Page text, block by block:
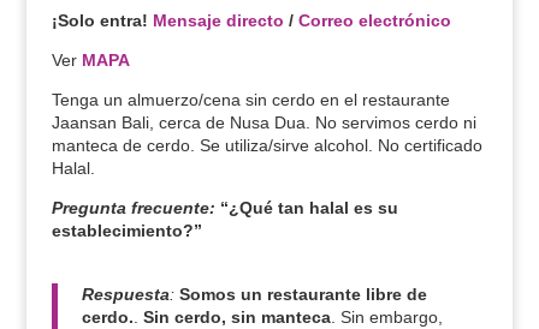
¡Solo entra! Mensaje directo / Correo electrónico
Ver MAPA
Tenga un almuerzo/cena sin cerdo en el restaurante
Jaansan Bali, cerca de Nusa Dua. No servimos cerdo ni
manteca de cerdo. Se utiliza/sirve alcohol. No certificado
Halal.
Pregunta frecuente: “¿Qué tan halal es su
establecimiento?”
Respuesta: Somos un restaurante libre de
cerdo.. Sin cerdo, sin manteca. Sin embargo,